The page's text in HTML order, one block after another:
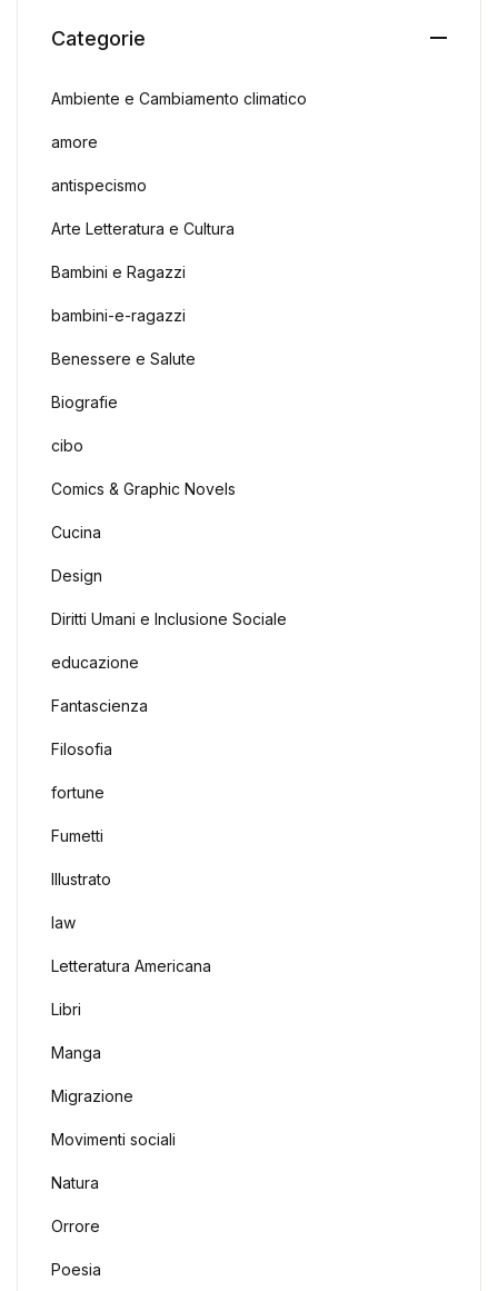
Categorie
Ambiente e Cambiamento climatico
amore
antispecismo
Arte Letteratura e Cultura
Bambini e Ragazzi
bambini-e-ragazzi
Benessere e Salute
Biografie
cibo
Comics & Graphic Novels
Cucina
Design
Diritti Umani e Inclusione Sociale
educazione
Fantascienza
Filosofia
fortune
Fumetti
Illustrato
law
Letteratura Americana
Libri
Manga
Migrazione
Movimenti sociali
Natura
Orrore
Poesia